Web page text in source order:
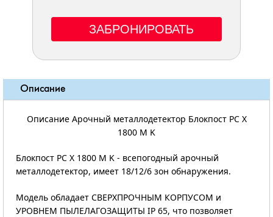
Описание
Описание Арочный металлодетектор Блокпост РС Х
1800 M K
Блокпост РС Х 1800 M K - всепогодный арочный
металлодетектор, имеет 18/12/6 зон обнаружения.
Модель обладает СВЕРХПРОЧНЫМ КОРПУСОМ и
УРОВНЕМ ПЫЛЕЛАГОЗАЩИТЫ IP 65, что позволяет